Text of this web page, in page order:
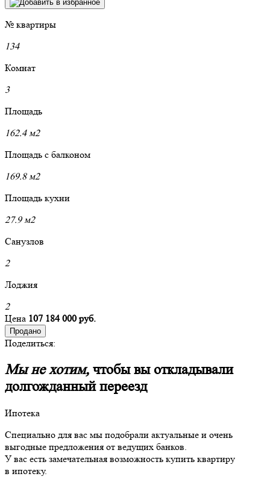
№ квартиры
134
Комнат
3
Площадь
162.4 м2
Площадь с балконом
169.8 м2
Площадь кухни
27.9 м2
Санузлов
2
Лоджия
2
Цена 107 184 000 руб.
Продано
Поделиться:
Мы не хотим, чтобы вы откладывали
долгожданный переезд
Ипотека
Специально для вас мы подобрали актуальные и очень
выгодные предложения от ведущих банков.
У вас есть замечательная возможность купить квартиру
в ипотеку.